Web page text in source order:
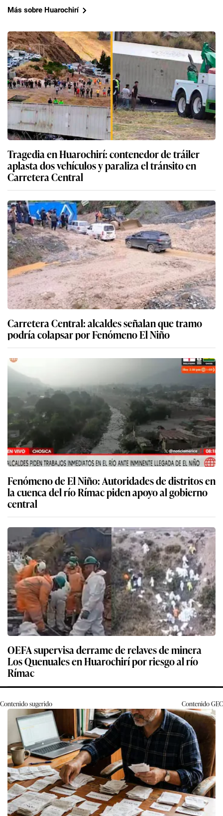
Más sobre Huarochirí
Tragedia en Huarochirí: contenedor de tráiler
aplasta dos vehículos y paraliza el tránsito en
Carretera Central
Carretera Central: alcaldes señalan que tramo
podría colapsar por Fenómeno El Niño
Fenómeno de El Niño: Autoridades de distritos en
la cuenca del río Rímac piden apoyo al gobierno
central
OEFA supervisa derrame de relaves de minera
Los Quenuales en Huarochirí por riesgo al río
Rímac
Contenido sugerido ContenidoGEC